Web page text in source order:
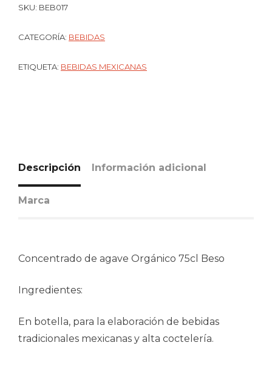
SKU: BEB017
CATEGORÍA: BEBIDAS
ETIQUETA: BEBIDAS MEXICANAS
Descripción Información adicional
Marca
Concentrado de agave Orgánico 75cl Beso
Ingredientes:
En botella, para la elaboración de bebidas
tradicionales mexicanas y alta coctelería.